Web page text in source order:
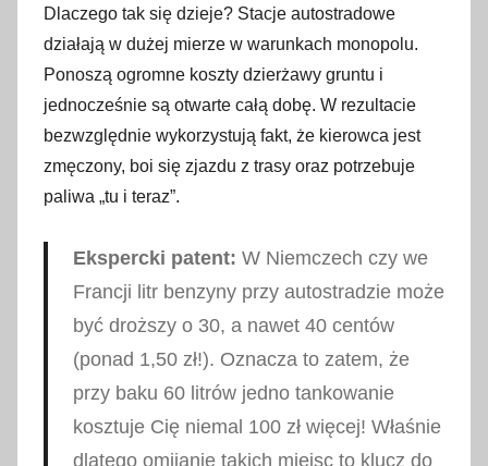
Dlaczego tak się dzieje? Stacje autostradowe
działają w dużej mierze w warunkach monopolu.
Ponoszą ogromne koszty dzierżawy gruntu i
jednocześnie są otwarte całą dobę. W rezultacie
bezwzględnie wykorzystują fakt, że kierowca jest
zmęczony, boi się zjazdu z trasy oraz potrzebuje
paliwa „tu i teraz”.
Ekspercki patent: W Niemczech czy we
Francji litr benzyny przy autostradzie może
być droższy o 30, a nawet 40 centów
(ponad 1,50 zł!). Oznacza to zatem, że
przy baku 60 litrów jedno tankowanie
kosztuje Cię niemal 100 zł więcej! Właśnie
dlatego omijanie takich miejsc to klucz do